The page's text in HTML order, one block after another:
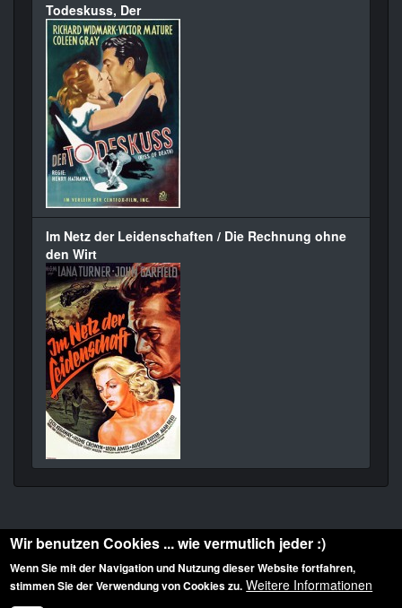
Todeskuss, Der
Im Netz der Leidenschaften / Die Rechnung ohne
den Wirt
Diese Website ist urheberrechtlich geschützt: © 2010-2026 der Film Noir de. Alle
Wir benutzen Cookies ... wie vermutlich jeder :)
Wenn Sie mit der Navigation und Nutzung dieser Website fortfahren,
stimmen Sie der Verwendung von Cookies zu. Weitere Informationen